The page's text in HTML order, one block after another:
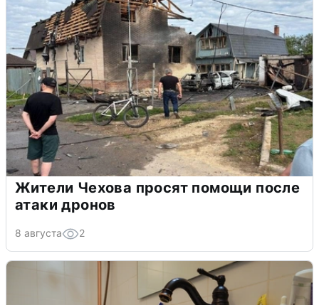
Жители Чехова просят помощи после
атаки дронов
8 августа 2